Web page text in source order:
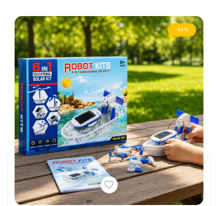
-64%